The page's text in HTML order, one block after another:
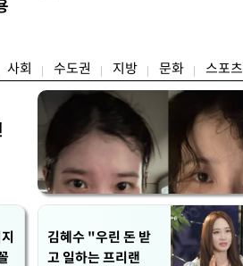
사회 수도권 지방 문화 스포츠
김혜수 "우린 돈 받
고 일하는 프리랜